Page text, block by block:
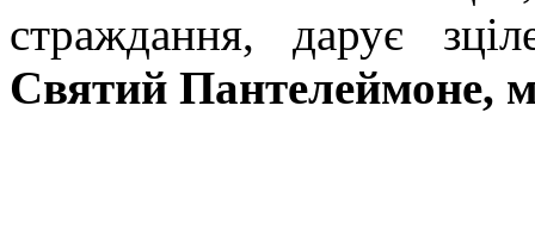
страждання, дарує
Святий Пантелеймоне,